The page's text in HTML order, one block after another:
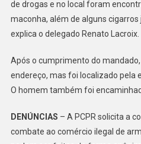
de drogas e no local foram
maconha, além de alguns cigarros
explica o delegado Renato Lacroix.
Após o cumprimento do
endereço, mas foi localizado pela
O homem também foi
DENÚNCIAS – A PCPR solicita a
combate ao comércio ilegal de